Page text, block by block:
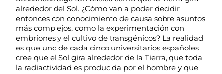
alrededor del Sol. ¿Cómo van a poder decidir
entonces con conocimiento de causa sobre asuntos
más complejos, como la experimentación con
embriones y el cultivo de transgénicos? La realidad
es que uno de cada cinco universitarios españoles
cree que el Sol gira alrededor de la Tierra, que toda
la radiactividad es producida por el hombre y que